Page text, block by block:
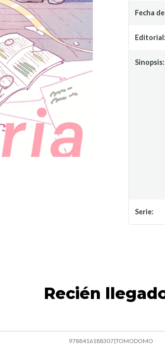
Fecha
Editorial:
Sinopsis:
Serie:
Recién
9788416188307|TOMODOMO